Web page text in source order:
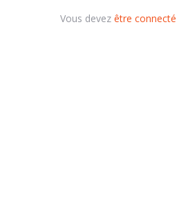
Vous devez être connecté